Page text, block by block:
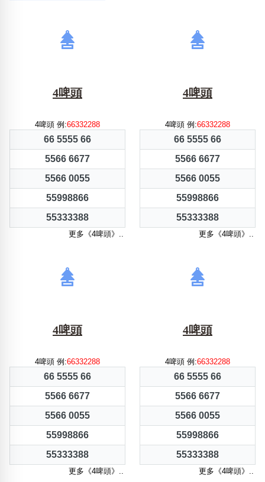
4啤頭
4啤頭 例:66332288
66 5555 66
5566 6677
5566 0055
55998866
55333388
更多《4啤頭》..
4啤頭
4啤頭 例:66332288
66 5555 66
5566 6677
5566 0055
55998866
55333388
更多《4啤頭》..
4啤頭
4啤頭 例:66332288
66 5555 66
5566 6677
5566 0055
55998866
55333388
更多《4啤頭》..
4啤頭
4啤頭 例:66332288
66 5555 66
5566 6677
5566 0055
55998866
55333388
更多《4啤頭》..